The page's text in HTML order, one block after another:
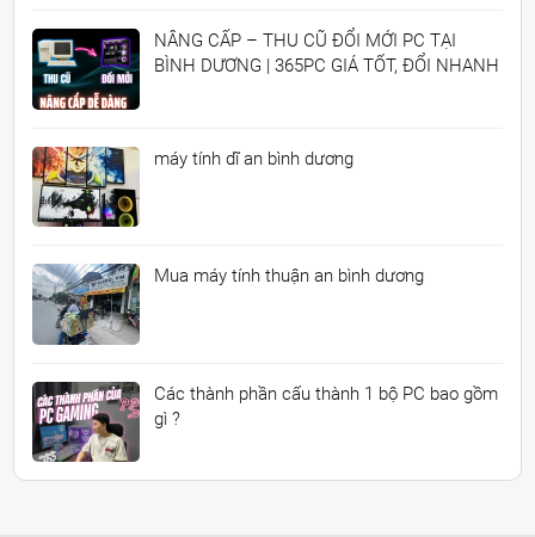
NÂNG CẤP – THU CŨ ĐỔI MỚI PC TẠI
BÌNH DƯƠNG | 365PC GIÁ TỐT, ĐỔI NHANH
máy tính dĩ an bình dương
Mua máy tính thuận an bình dương
Các thành phần cấu thành 1 bộ PC bao gồm
gì ?